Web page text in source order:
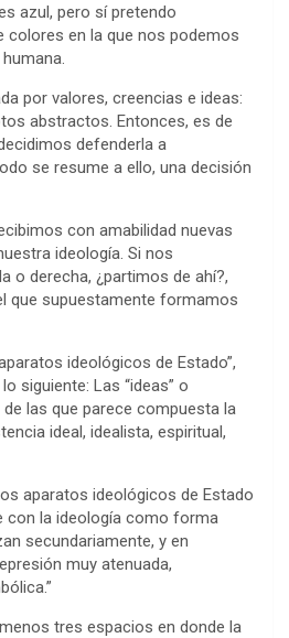
azul, pero sí pretendo
colores en la que nos podemos
por valores, creencias e ideas:
abstractos. Entonces, es de
defenderla a
se resume a ello, una decisión
con amabilidad nuevas
ideología. Si nos
o derecha, ¿partimos de ahí?,
que supuestamente formamos
ideológicos de Estado”,
siguiente: Las “ideas” o
de las que parece compuesta la
ideal, idealista, espiritual,
aparatos ideológicos de Estado
con la ideología como forma
secundariamente, y en
muy atenuada,
tres espacios en donde la